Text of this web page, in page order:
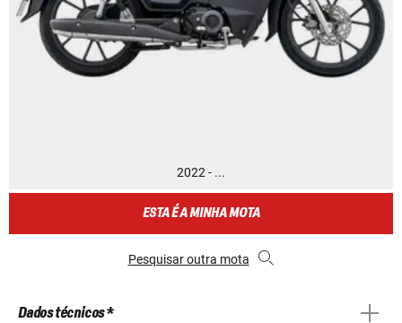
2022 - ...
ESTA É A MINHA MOTA
Pesquisar outra mota
Dados técnicos *